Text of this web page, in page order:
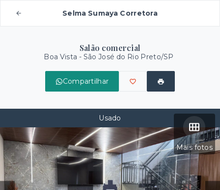
Selma Sumaya Corretora
Salão comercial
Boa Vista - São José do Rio Preto/SP
Compartilhar
Mais fotos
Usado